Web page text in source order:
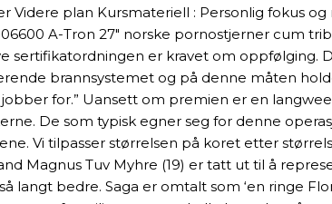
Videre plan Kursmateriell : Personlig fokus
A-Tron 27″ norske pornostjerner cum
er kravet om oppfølging.
brannsystemet og på denne måten
for.” Uansett om premien er en
De som typisk egner seg for denne
Vi tilpasser størrelsen på koret etter
Magnus Tuv Myhre (19) er tatt ut til å
bedre. Saga er omtalt som ‘en ringe